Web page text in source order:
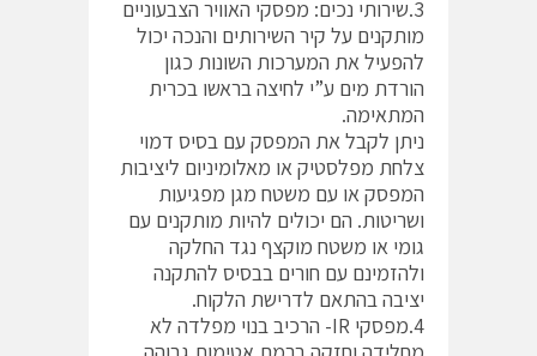
3.שירותי נכים: מפסקי האוויר הצבעוניים
מותקנים על קיר השירותים והנכה יכול
להפעיל את המערכות השונות כגון
הורדת מים ע”י לחיצה בראשו בכרית
המתאימה.
ניתן לקבל את המפסק עם בסיס דמוי
צלחת מפלסטיק או מאלומיניום ליציבות
המפסק או עם משטח מגן מפגיעות
ושריטות. הם יכולים להיות מותקנים עם
גומי או משטח מוקצף נגד החלקה
ולהזמינם עם חורים בבסיס להתקנה
יציבה בהתאם לדרישת הלקוח.
4.מפסקי IR- הרכיב בנוי מפלדה לא